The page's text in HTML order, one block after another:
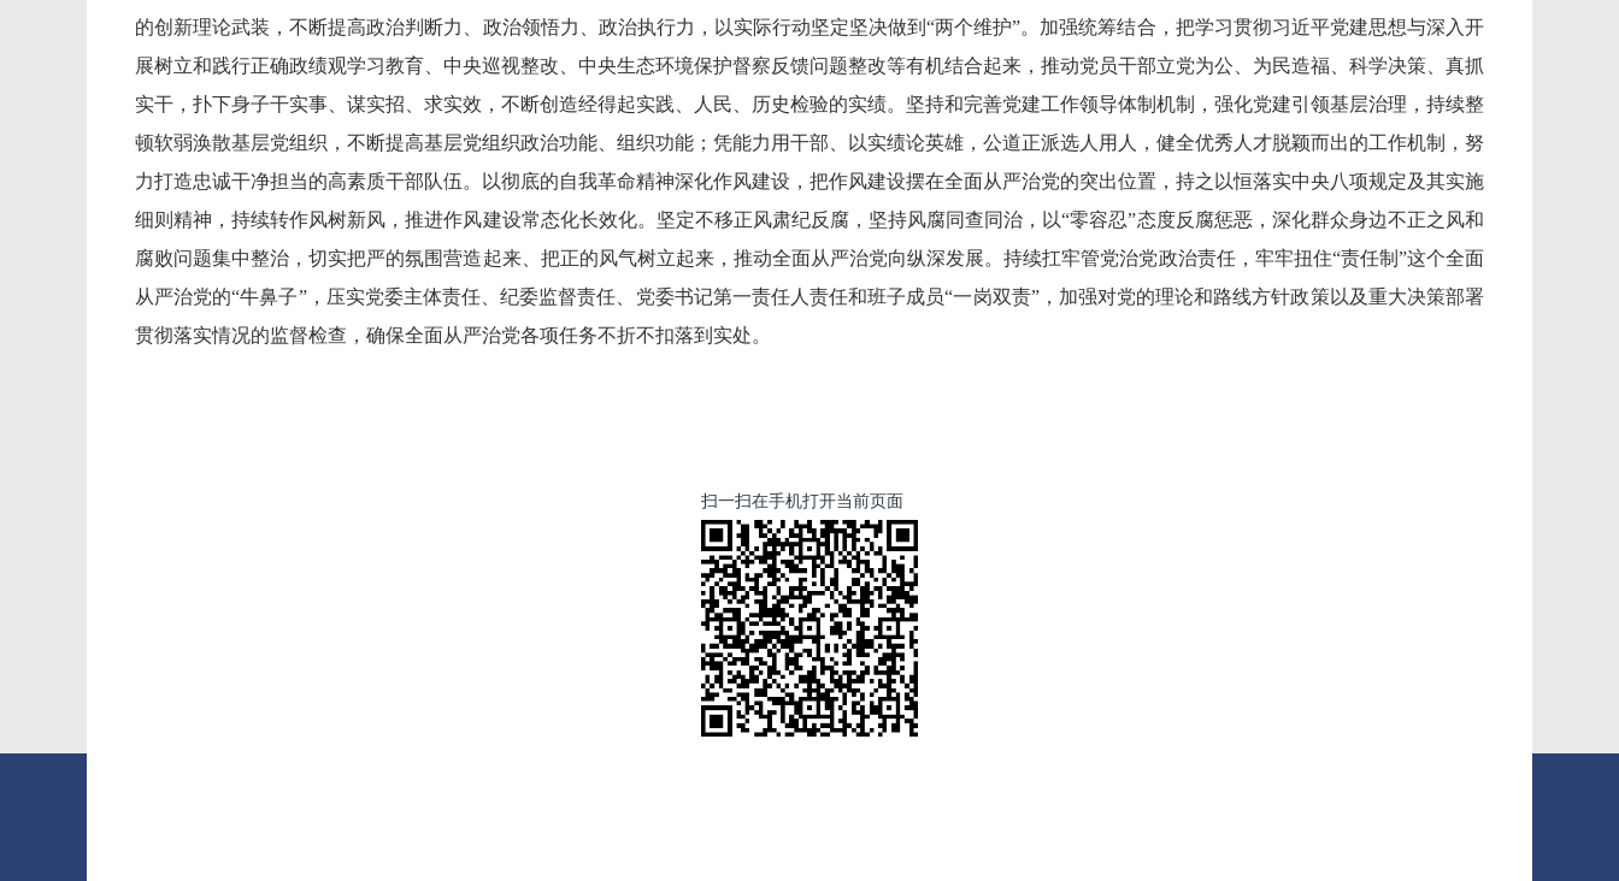
的创新理论武装，不断提高政治判断力、政治领悟力、政治执行力，以实际行动坚定坚决做到“两个维护”。加强统筹结合，把学习贯彻习近平党建思想与深入开
展树立和践行正确政绩观学习教育、中央巡视整改、中央生态环境保护督察反馈问题整改等有机结合起来，推动党员干部立党为公、为民造福、科学决策、真抓
实干，扑下身子干实事、谋实招、求实效，不断创造经得起实践、人民、历史检验的实绩。 坚持和完善党建工作领导体制机制，强化党建引领基层治理，持续整
顿软弱涣散基层党组织，不断提高基层党组织政治功能、组织功能；凭能力用干部、以实绩论英雄，公道正派选人用人，健全优秀人才脱颖而出的工作机制，努
力打造忠诚干净担当的高素质干部队伍。以彻底的自我革命精神深化作风建设，把作风建设摆在全面从严治党的突出位置，持之以恒落实中央八项规定及其实施
细则精神，持续转作风树新风，推进作风建设常态化长效化。坚定不移正风肃纪反腐，坚持风腐同查同治，以“零容忍”态度反腐惩恶，深化群众身边不正之风和
腐败问题集中整治，切实把严的氛围营造起来、把正的风气树立起来，推动全面从严治党向纵深发展。持续扛牢管党治党政治责任，牢牢扭住“责任制”这个全面
从严治党的“牛鼻子”，压实党委主体责任、纪委监督责任、党委书记第一责任人责任和班子成员“一岗双责”，加强对党的理论和路线方针政策以及重大决策部署
贯彻落实情况的监督检查，确保全面从严治党各项任务不折不扣落到实处。
扫一扫在手机打开当前页面